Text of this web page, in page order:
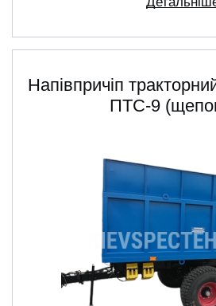
Напівпричіп
ПТС-9